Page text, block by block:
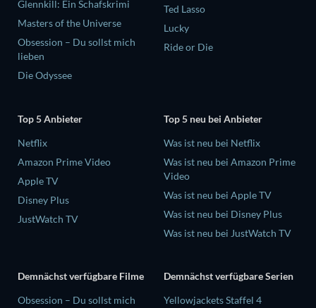
Glennkill: Ein Schafskrimi
Masters of the Universe
Obsession – Du sollst mich
lieben
Die Odyssee
Ted Lasso
Lucky
Ride or Die
Top 5 Anbieter
Netflix
Amazon Prime Video
Apple TV
Disney Plus
JustWatch TV
Top 5 neu bei Anbieter
Was ist neu bei Netflix
Was ist neu bei Amazon Prime
Video
Was ist neu bei Apple TV
Was ist neu bei Disney Plus
Was ist neu bei JustWatch TV
Demnächst verfügbare Filme
Obsession – Du sollst mich
Demnächst verfügbare Serien
Yellowjackets Staffel 4